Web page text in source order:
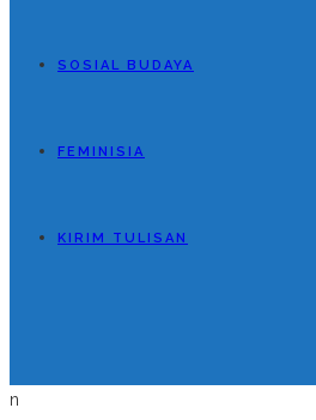
SOSIAL BUDAYA
FEMINISIA
KIRIM TULISAN
n